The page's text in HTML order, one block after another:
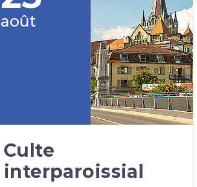
août
Culte
interparoissial